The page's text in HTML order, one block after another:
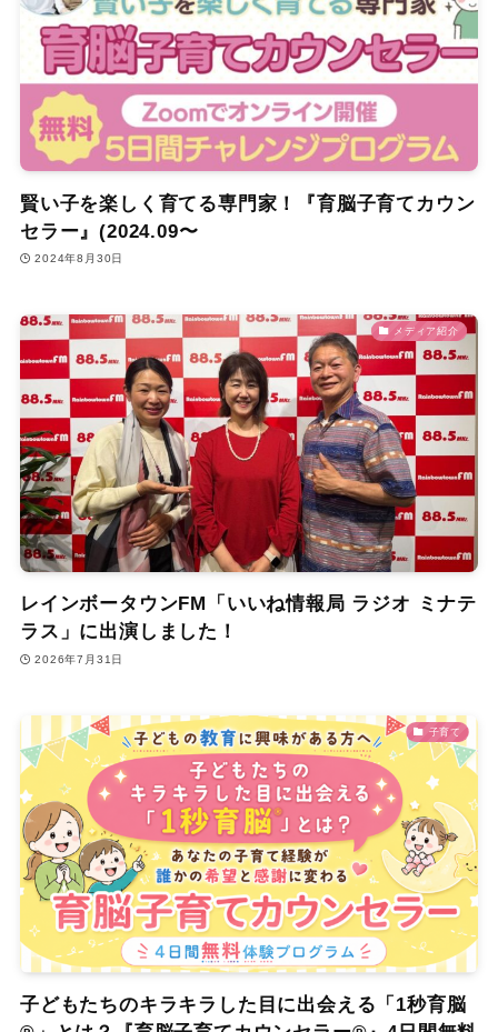
賢い子を楽しく育てる専門家！『育脳子育てカウン
セラー』(2024.09〜
2024年8月30日
メディア紹介
レインボータウンFM「いいね情報局 ラジオ ミナテ
ラス」に出演しました！
2026年7月31日
子育て
子どもたちのキラキラした目に出会える「1秒育脳